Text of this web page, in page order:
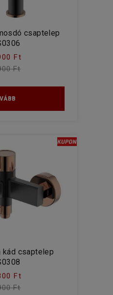
csaptelep
Ft
Ft
kád csaptelep
Ft
Ft